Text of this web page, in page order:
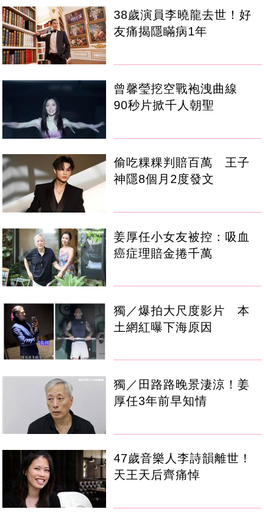
38歲演員李曉龍去世！好
友痛揭隱瞞病1年
曾馨瑩挖空戰袍洩曲線
90秒片掀千人朝聖
偷吃粿粿判賠百萬 王子
神隱8個月2度發文
姜厚任小女友被控：吸血
癌症理賠金捲千萬
獨／爆拍大尺度影片 本
土網紅曝下海原因
獨／田路路晚景淒涼！姜
厚任3年前早知情
47歲音樂人李詩韻離世！
天王天后齊痛悼